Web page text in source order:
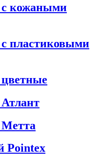
с кожаными
с пластиковыми
цветные
Метта
Pointex